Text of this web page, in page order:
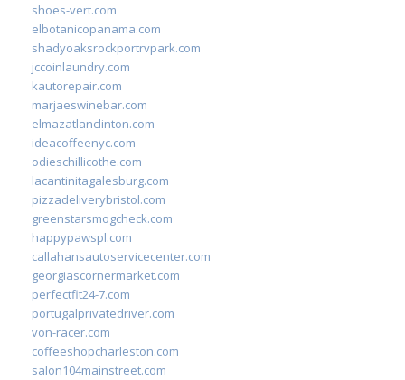
shoes-vert.com
elbotanicopanama.com
shadyoaksrockportrvpark.com
jccoinlaundry.com
kautorepair.com
marjaeswinebar.com
elmazatlanclinton.com
ideacoffeenyc.com
odieschillicothe.com
lacantinitagalesburg.com
pizzadeliverybristol.com
greenstarsmogcheck.com
happypawspl.com
callahansautoservicecenter.com
georgiascornermarket.com
perfectfit24-7.com
portugalprivatedriver.com
von-racer.com
coffeeshopcharleston.com
salon104mainstreet.com